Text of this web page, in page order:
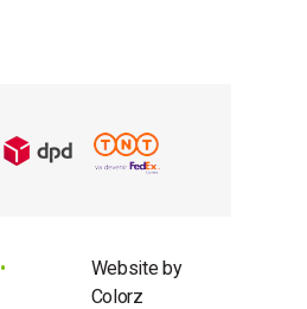
•
Website by
Colorz